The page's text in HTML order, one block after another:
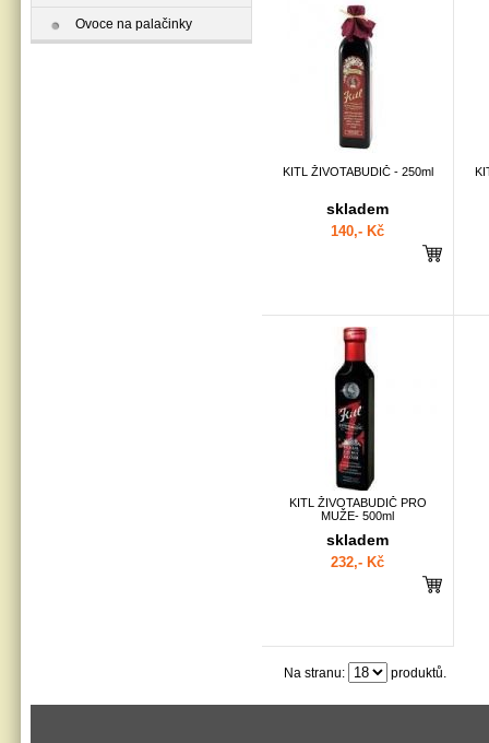
Ovoce na palačinky
KITL ŽIVOTABUDIČ - 250ml
skladem
140,- Kč
KITL ŽIVOTABUDIČ PRO
MUŽE- 500ml
skladem
232,- Kč
Na stranu: produktů.